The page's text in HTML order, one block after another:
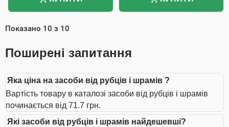
Показано 10 з 10
Поширені запитання
Яка ціна на засоби від рубців і шрамів ?
Вартість товару в каталозі засоби від рубців і шрамів
починається від 71.7 грн.
Які засоби від рубців і шрамів найдешевші?